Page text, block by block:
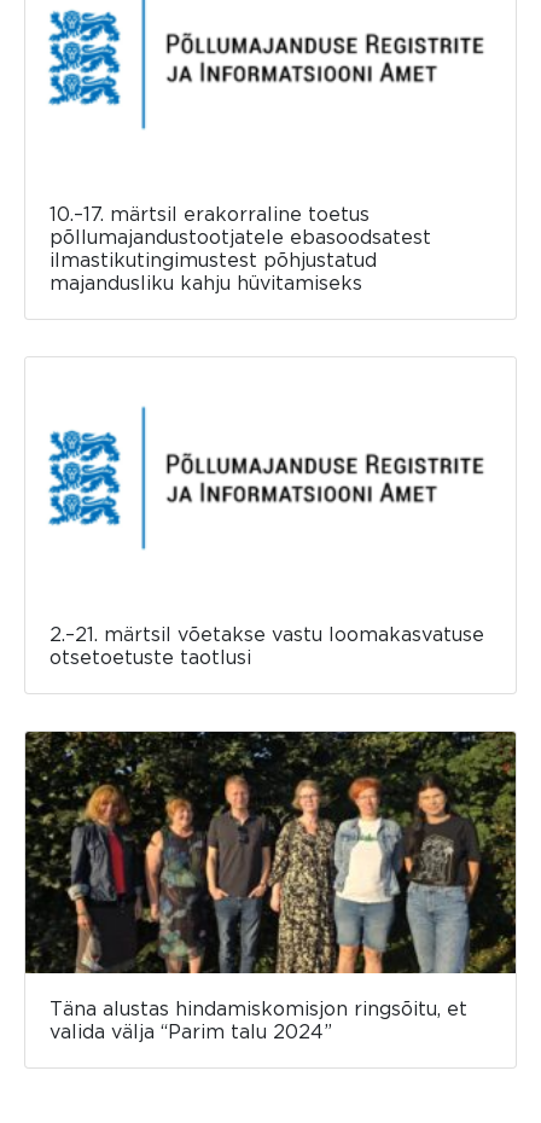
10.–17. märtsil erakorraline toetus
põllumajandustootjatele ebasoodsatest
ilmastikutingimustest põhjustatud
majandusliku kahju hüvitamiseks
2.–21. märtsil võetakse vastu loomakasvatuse
otsetoetuste taotlusi
Täna alustas hindamiskomisjon ringsõitu, et
valida välja “Parim talu 2024”